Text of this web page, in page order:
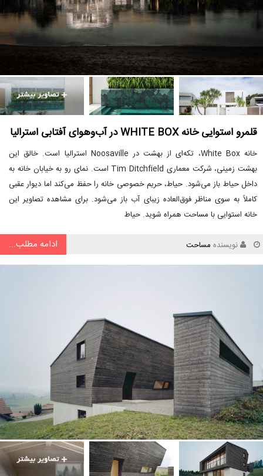
قلمرو استوایی خانه WHITE BOX در آب‌وهوای آفتابی استرالیا
خانه White Box، تکه‌ای از بهشت در Noosaville استرالیا است. خالق این
بهشت زمینی، شرکت معماری Tim Ditchfield است. نمای رو به خیابان خانه به
داخل حیاط باز می‌شود. حیاط، حریم خصوصی خانه را حفظ می‌کند اما دیوار عقبی
کاملاً به سوی مناظر فوق‌العاده زیبای آب باز می‌شود. برای مشاهده تصاویر این
خانه استوایی با مساحت همراه شوید. حیاط
نویسنده مساحت ادامه مطلب...